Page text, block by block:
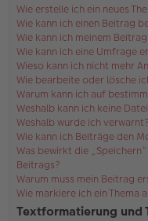
Wie erstelle ich ein neues
Wie kann ich einen Beitrag
Wie kann ich meinem
Wie kann ich eine Umfrage
Wieso kann ich nicht mehr
Wie bearbeite oder lösche
Warum kann ich auf
Weshalb kann ich keine
Weshalb wurde ich verwarnt?
Wie kann ich Beiträge den
Was bewirkt die
Beitrags?
Warum muss mein Beitrag
Wie markiere ich ein Thema
Textformatierung und